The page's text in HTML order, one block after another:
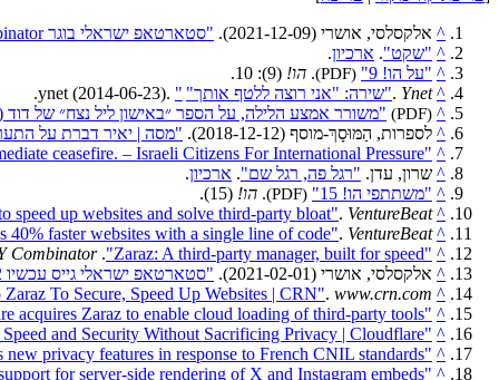
^ אלקסלסי, אושרי (2021-12-09).
"סטארטאפ ישראלי בוגר Y Combinator בקושי הספיק לגייס סיד וכבר נרכש על-ידי Cloudflare"
^ "שקט". ארכיון.
^ "על הו! 9" (PDF)
. הו! (9): 10.
^
ynet (2014-06-23). "שירה: "אני רוצה ללטף אותך" " . Ynet
.
^
"משורר אמצע הלילה, על הספר ״באישון ליל נצח״ של דוד (PDF)
^ לספרות, הַמּוּסָךְ-מוסף (2018-12-12).
"מסה | יאיר דברת על
^
"Israeli citizens calling for true international pressure on Israel for an immediate ceasefire. – Israeli Citizens For International Pressure"
^ שרון, עדן. "רגל פה, רגל שם". ארכיון.
^ "משתתפי הו! 15" (PDF)
. הו! (15).
^
"Cloudflare acquires Zaraz to speed up websites and solve third-party bloat". VentureBeat
^
"Cloud do better: Zaraz promises 40% faster websites with a single line of code". VentureBeat
^
"Zaraz: A third-party manager, built for speed"
.
Combinator
^ אלקסלסי, אושרי (2021-02-01).
"סטארטאפ ישראלי גייס עכשיו 2 מיליון דולר כדי שהכתבה הזאת תיטען מהר יותר"
^
"Cloudflare Buys Startup Zaraz To Secure, Speed Up Websites | CRN". www.crn.com
^
"Cloudflare acquires Zaraz to enable cloud loading of third-party tools"
^
"Cloudflare Acquires Zaraz to Boost Website Speed and Security Without Sacrificing Privacy | Cloudflare"
^
"Cloudflare Zaraz launches new privacy features in response to French CNIL standards"
^
"Cloudflare Zaraz adds support for server-side rendering of X and Instagram embeds"